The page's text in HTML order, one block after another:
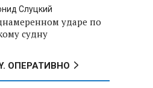
Слуцкий
ударе по
судну
ОПЕРАТИВНО